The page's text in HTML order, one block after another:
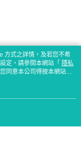
方式之詳情，及若您不希
定，請參閱本網站「 隱私
同意本公司得按本網站使